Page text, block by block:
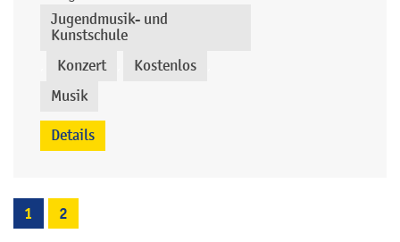
Jugendmusik- und
Kunstschule
Konzert Kostenlos
Musik
Details
1 2